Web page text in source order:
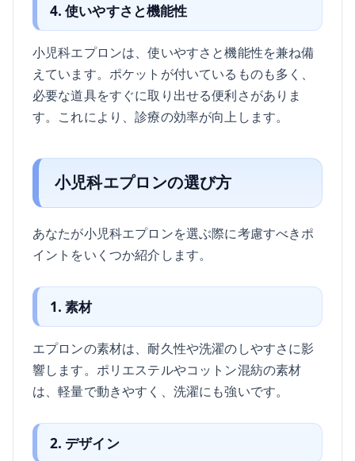
4. 使いやすさと機能性
小児科エプロンは、使いやすさと機能性を兼ね備
えています。ポケットが付いているものも多く、
必要な道具をすぐに取り出せる便利さがありま
す。これにより、診療の効率が向上します。
小児科エプロンの選び方
あなたが小児科エプロンを選ぶ際に考慮すべきポ
イントをいくつか紹介します。
1. 素材
エプロンの素材は、耐久性や洗濯のしやすさに影
響します。ポリエステルやコットン混紡の素材
は、軽量で動きやすく、洗濯にも強いです。
2. デザイン